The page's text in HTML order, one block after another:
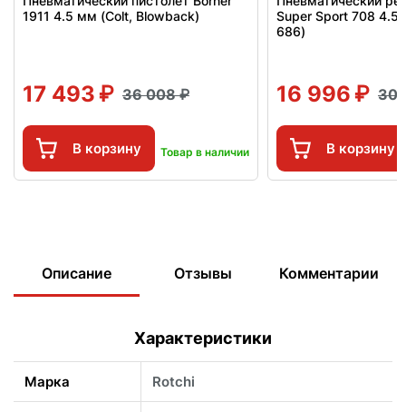
1911 4.5 мм (Colt, Blowback)
17 493 36 008
В корзину Товар в наличии
Super Sport 708 4.5
686)
16 996 30
В корзину
Описание Отзывы Комментарии
Характеристики
Марка Rotchi